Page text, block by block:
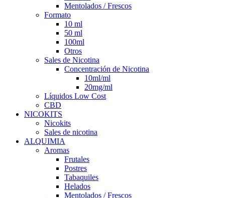
Mentolados / Frescos
Formato
10 ml
50 ml
100ml
Otros
Sales de Nicotina
Concentración de Nicotina
10ml/ml
20mg/ml
Líquidos Low Cost
CBD
NICOKITS
Nicokits
Sales de nicotina
ALQUIMIA
Aromas
Frutales
Postres
Tabaquiles
Helados
Mentolados / Frescos